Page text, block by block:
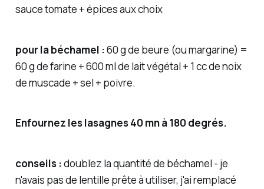
sauce tomate + épices aux choix
pour la béchamel :60 g de beure (ou margarine) =
60 g de farine + 600 ml de lait végétal + 1 cc de noix
de muscade + sel + poivre.
Enfournez les lasagnes 40 mn à 180 degrés.
conseils :doublez la quantité de béchamel - je
n'avais pas de lentille prête à utiliser, j'ai remplacé